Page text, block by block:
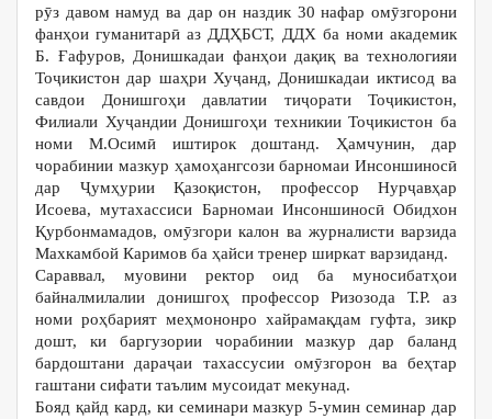
рӯз давом намуд ва дар он наздик 30 нафар омӯзгорони
фанҳои гуманитарӣ аз ДДҲБСТ, ДДХ ба номи академик
Б. Ғафуров, Донишкадаи фанҳои дақиқ ва технологияи
Тоҷикистон дар шаҳри Хуҷанд, Донишкадаи иктисод ва
савдои Донишгоҳи давлатии тиҷорати Тоҷикистон,
Филиали Хуҷандии Донишгоҳи техникии Тоҷикистон ба
номи М.Осимӣ иштирок доштанд. Ҳамчунин, дар
чорабинии мазкур ҳамоҳангсози барномаи Инсоншиносӣ
дар Ҷумҳурии Қазоқистон, профессор Нурҷавҳар
Исоева, мутахассиси Барномаи Инсоншиносӣ Обидхон
Қурбонмамадов, омӯзгори калон ва журналисти варзида
Махкамбой Каримов ба ҳайси тренер ширкат варзиданд.
Сараввал, муовини ректор оид ба муносибатҳои
байналмилалии донишгоҳ профессор Ризозода Т.Р. аз
номи роҳбарият меҳмононро хайрамақдам гуфта, зикр
дошт, ки баргузории чорабинии мазкур дар баланд
бардоштани дараҷаи тахассусии омӯзгорон ва беҳтар
гаштани сифати таълим мусоидат мекунад.
Бояд қайд кард, ки семинари мазкур 5-умин семинар дар